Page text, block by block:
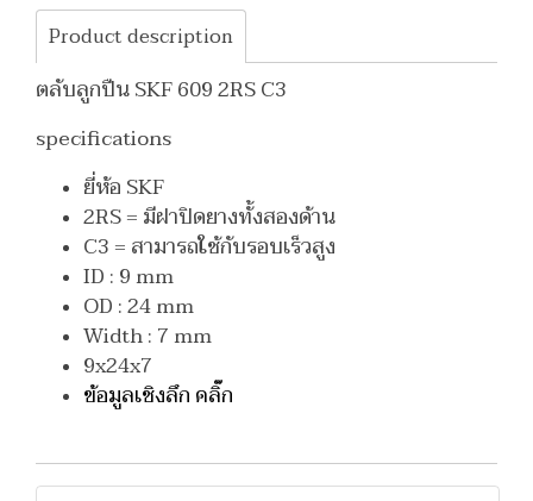
Product description
ตลับลูกปืน SKF 609 2RS C3
specifications
ยี่ห้อ SKF
2RS = มีฝาปิดยางทั้งสองด้าน
C3 = สามารถใช้กับรอบเร็วสูง
ID : 9 mm
OD : 24 mm
Width : 7 mm
9x24x7
ข้อมูลเชิงลึก คลิ๊ก